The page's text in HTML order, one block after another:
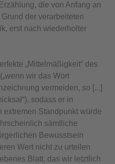
die von Anfang an
der verarbeiteten
erst nach wiederholter
„Mittelmäßigkeit“ des
wir das Wort
vermeiden, so [...]
sodass er in
Standpunkt würde
sämtliche
Bewusstsein
Wert nicht zu urteilen
Blatt, das wir letztlich